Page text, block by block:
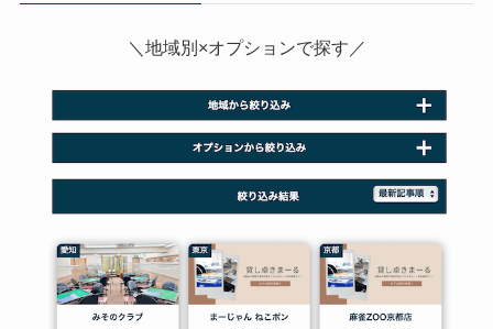
＼地域別×オプションで探す／